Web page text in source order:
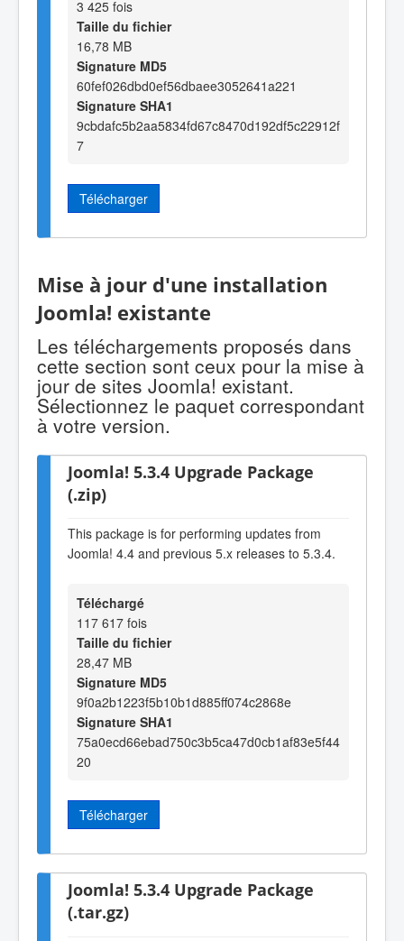
3 425 fois
Taille du fichier
16,78 MB
Signature MD5
60fef026dbd0ef56dbaee3052641a221
Signature SHA1
9cbdafc5b2aa5834fd67c8470d192df5c22912f
7
Télécharger
Mise à jour d'une installation
Joomla! existante
Les téléchargements proposés dans
cette section sont ceux pour la mise à
jour de sites Joomla! existant.
Sélectionnez le paquet correspondant
à votre version.
Joomla! 5.3.4 Upgrade Package
(.zip)
This package is for performing updates from
Joomla! 4.4 and previous 5.x releases to 5.3.4.
Téléchargé
117 617 fois
Taille du fichier
28,47 MB
Signature MD5
9f0a2b1223f5b10b1d885ff074c2868e
Signature SHA1
75a0ecd66ebad750c3b5ca47d0cb1af83e5f44
20
Télécharger
Joomla! 5.3.4 Upgrade Package
(.tar.gz)